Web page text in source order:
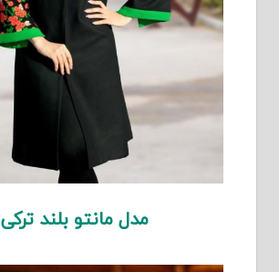
مدل مانتو بلند ترکی